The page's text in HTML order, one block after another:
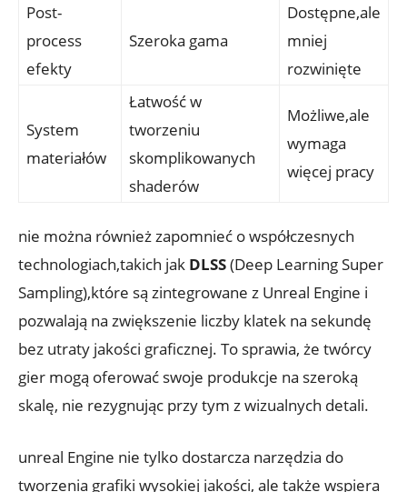
Post-
process
efekty
Szeroka gama
Dostępne,ale
mniej
rozwinięte
System ​
materiałów
Łatwość w
tworzeniu
skomplikowanych
‌shaderów
Możliwe,ale
wymaga
więcej⁢ pracy
nie można również zapomnieć ​o współczesnych
technologiach,takich jak⁣ DLSS(Deep Learning Super
Sampling),które są zintegrowane z Unreal Engine‌ i
pozwalają na ‌zwiększenie​ liczby klatek na ​sekundę
bez utraty jakości graficznej. To ⁢sprawia, że twórcy
gier mogą oferować⁤ swoje produkcje na szeroką
skalę, ‍nie rezygnując​ przy tym z wizualnych detali.
unreal⁢ Engine nie tylko dostarcza narzędzia do
tworzenia grafiki wysokiej ⁣jakości, ale także​ wspiera